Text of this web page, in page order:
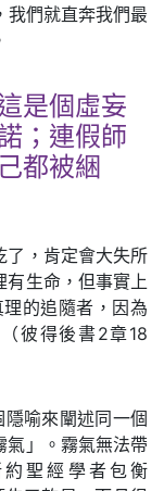
我們就直奔我們最
是個虛妄
；連假師
都被綑
了，肯定會大失所
有生命，但事實上
的追隨者，因為
彼得後書2章18
喻來闡述同一個
氣」。霧氣無法帶
聖經學者包衡